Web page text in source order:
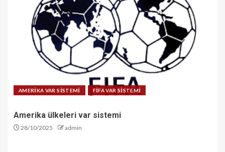
AMERİKA VAR SİSTEMİ FİFA VAR SİSTEMİ
Amerika ülkeleri var sistemi
28/10/2025 admin